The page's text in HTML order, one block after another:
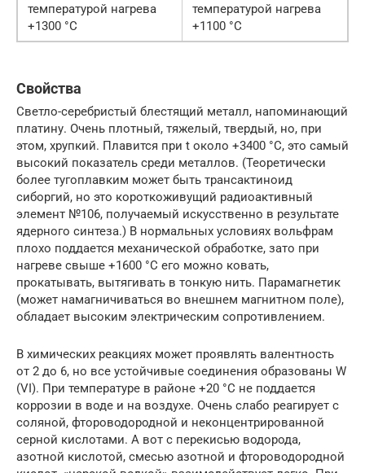
температурой нагрева
+1300 °С
температурой нагрева
+1100 °С
Свойства
Светло-серебристый блестящий металл, напоминающий
платину. Очень плотный, тяжелый, твердый, но, при
этом, хрупкий. Плавится при t около +3400 °C, это самый
высокий показатель среди металлов. (Теоретически
более тугоплавким может быть трансактиноид
сиборгий, но это короткоживущий радиоактивный
элемент №106, получаемый искусственно в результате
ядерного синтеза.) В нормальных условиях вольфрам
плохо поддается механической обработке, зато при
нагреве свыше +1600 °С его можно ковать,
прокатывать, вытягивать в тонкую нить. Парамагнетик
(может намагничиваться во внешнем магнитном поле),
обладает высоким электрическим сопротивлением.
В химических реакциях может проявлять валентность
от 2 до 6, но все устойчивые соединения образованы W
(VI). При температуре в районе +20 °С не поддается
коррозии в воде и на воздухе. Очень слабо реагирует с
соляной, фтороводородной и неконцентрированной
серной кислотами. А вот с перекисью водорода,
азотной кислотой, смесью азотной и фтороводородной